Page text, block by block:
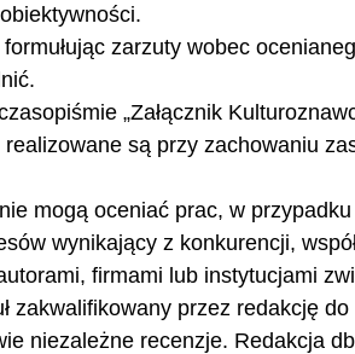
zarzuty wobec
„Załącznik
realizowane są przy zachowaniu
mogą oceniać prac, w
wynikający z konkurencji,
firmami lub instytucjami
zakwalifikowany przez redakcję
niezależne recenzje. Redakcja